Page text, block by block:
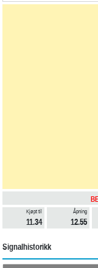
Kjøpt til
11.34
Åpning
12.55
Signalhistorikk